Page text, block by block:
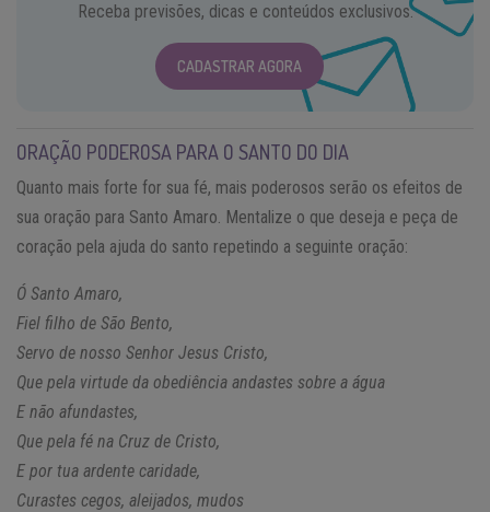
Receba previsões, dicas e conteúdos exclusivos.
CADASTRAR AGORA
ORAÇÃO PODEROSA PARA O SANTO DO DIA
Quanto mais forte for sua fé, mais poderosos serão os efeitos de
sua oração para Santo Amaro. Mentalize o que deseja e peça de
coração pela ajuda do santo repetindo a seguinte oração:
Ó Santo Amaro,
Fiel filho de São Bento,
Servo de nosso Senhor Jesus Cristo,
Que pela virtude da obediência andastes sobre a água
E não afundastes,
Que pela fé na Cruz de Cristo,
E por tua ardente caridade,
Curastes cegos, aleijados, mudos